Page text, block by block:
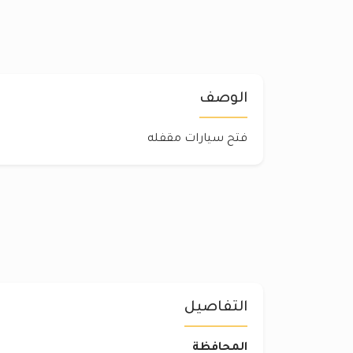
الوصف
فتح سيارات مقفله
التفاصيل
المحافظة